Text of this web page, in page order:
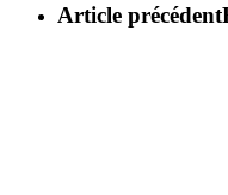
Article précédent